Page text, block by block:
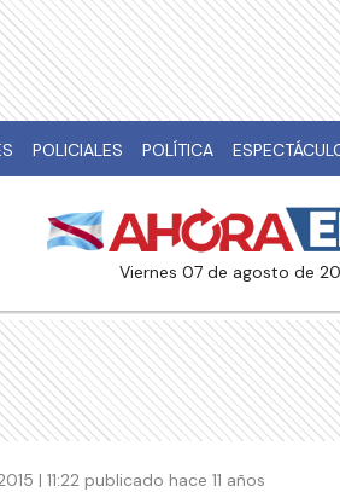
POLICIALES POLÍTICA
viernes 07 de agosto de
| 11:22 publicado hace 11 años